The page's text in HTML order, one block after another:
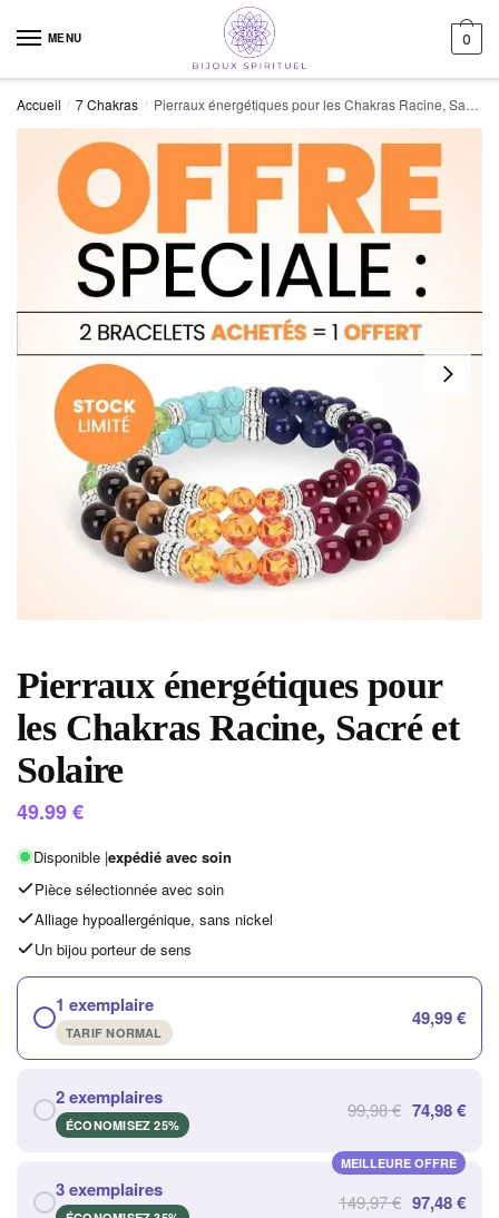
MENU 0
Accueil / 7 Chakras / Pierraux énergétiques pour les Chakras Racine, Sacré et Solaire
Pierraux énergétiques pour
les Chakras Racine, Sacré et
Solaire
49.99€
Disponible |expédié avec soin
Pièce sélectionnée avec soin
Alliage hypoallergénique, sans nickel
Un bijou porteur de sens
1 exemplaire
TARIF NORMAL
49,99 €
2 exemplaires
ÉCONOMISEZ 25%
99,98 € 74,98 €
MEILLEURE OFFRE
3 exemplaires
149,97 € 97,48 €